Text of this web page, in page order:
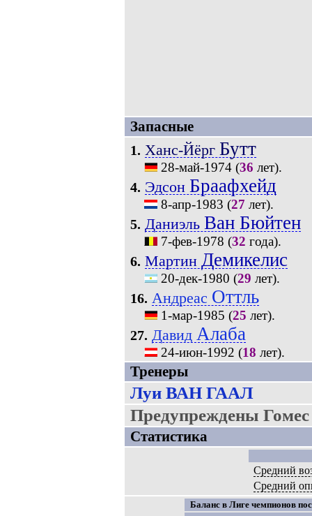
Запасные
1. Ханс-Йёрг Бутт
28-май-1974(36 лет).
4. Эдсон Браафхейд
8-апр-1983 (27 лет).
5. Даниэль Ван Бюйтен
7-фев-1978 (32 года).
6. Мартин Демикелис
20-дек-1980 (29 лет).
16. Андреас Оттль
1-мар-1985 (25 лет).
27. Давид Алаба
24-июн-1992 (18 лет).
Тренеры
Луи ВАН ГААЛ
Предупреждены
Статистика
Средний
Средний
Баланс в Лиге чемпионов